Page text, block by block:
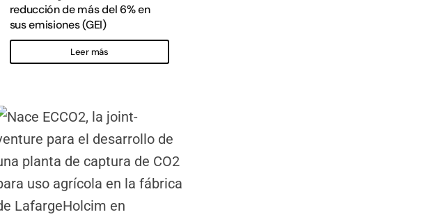
reducción de más del 6% en
sus emisiones (GEI)
Leer más